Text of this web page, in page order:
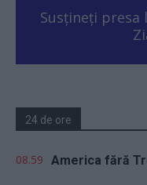
Susțineți
24 de ore
08.59 America fără